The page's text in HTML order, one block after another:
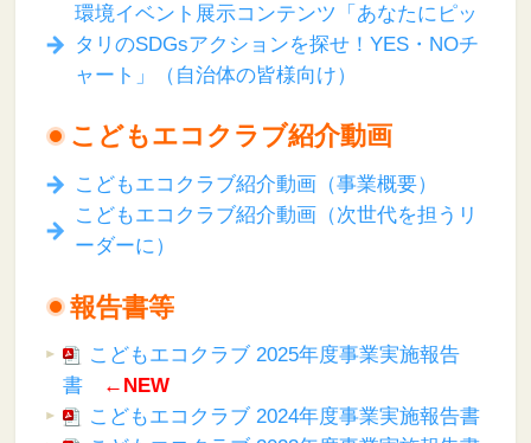
環境イベント展示コンテンツ「あなたにピッ
タリのSDGsアクションを探せ！YES・NOチ
ャート」（自治体の皆様向け）
こどもエコクラブ紹介動画
こどもエコクラブ紹介動画（事業概要）
こどもエコクラブ紹介動画（次世代を担うリ
ーダーに）
報告書等
こどもエコクラブ 2025年度事業実施報告
書
←NEW
こどもエコクラブ 2024年度事業実施報告書